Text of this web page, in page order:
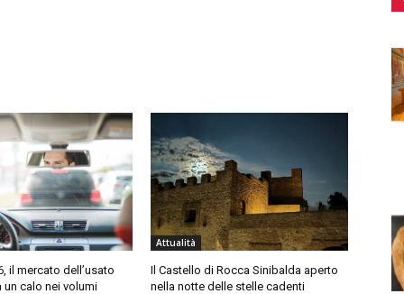
il mercato dell’usato
un calo nei volumi
Attualità
Il Castello di Rocca Sinibalda aperto
nella notte delle stelle cadenti